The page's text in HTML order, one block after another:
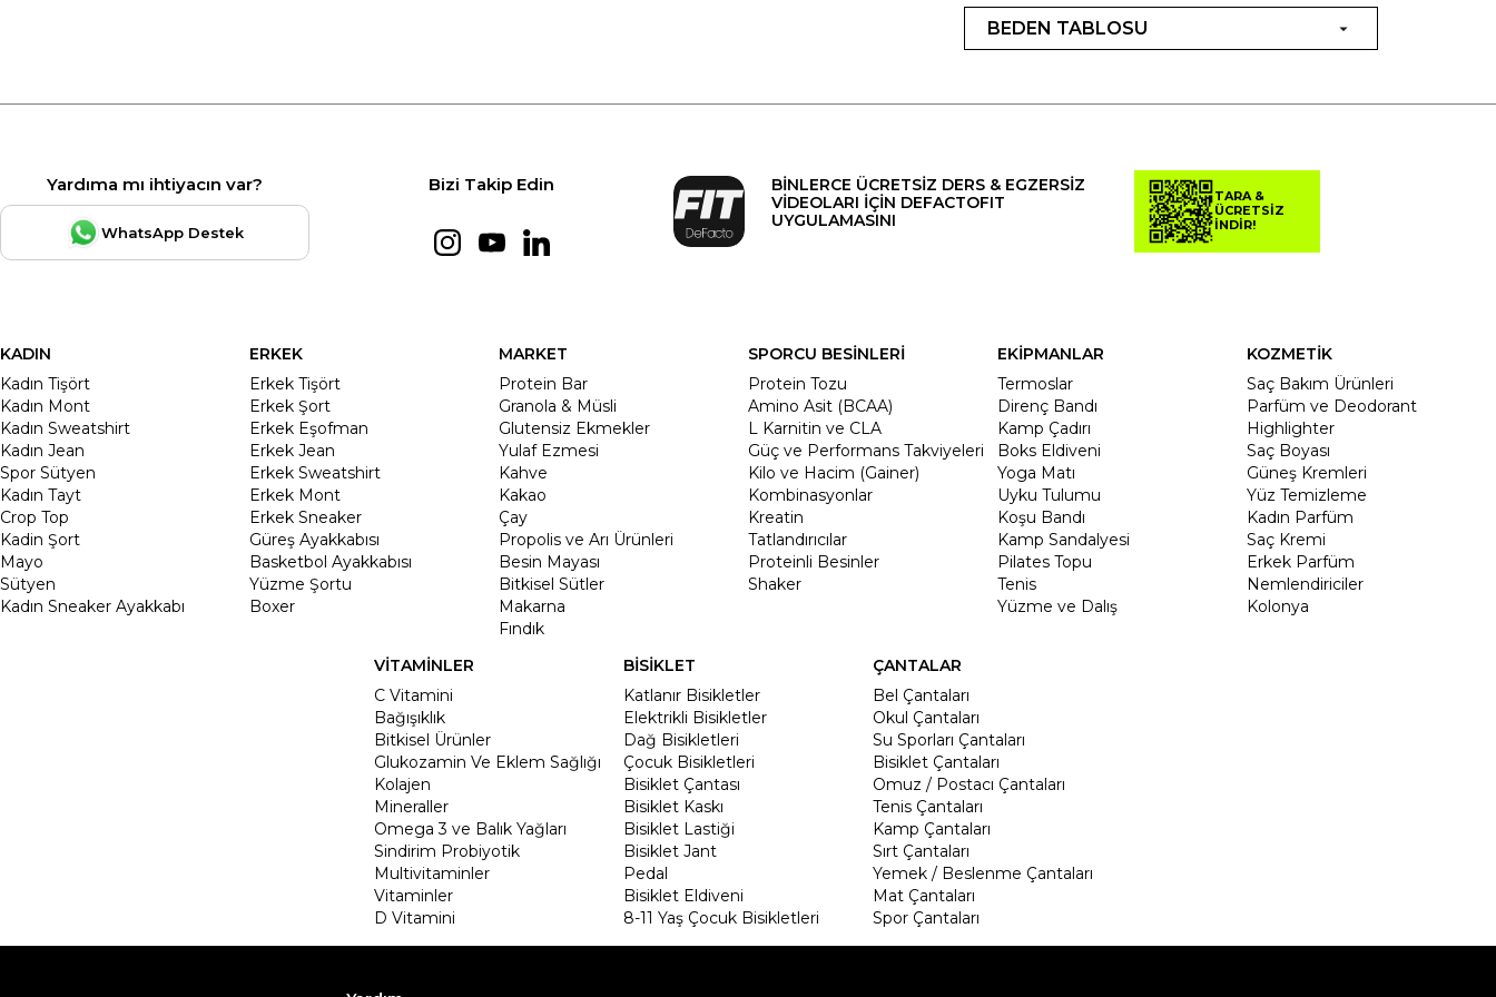
BEDEN TABLOSU
Yardıma mı ihtiyacın var?
WhatsApp Destek
Bizi Takip Edin
BİNLERCE ÜCRETSİZ DERS & EGZERSİZ
VİDEOLARI İÇİN DEFACTOFIT
UYGULAMASINI
TARA &
ÜCRETSİZ
İNDİR!
KADIN
Kadın Tişört
Kadın Mont
Kadın Sweatshirt
Kadın Jean
Spor Sütyen
Kadın Tayt
Crop Top
Kadin Şort
Mayo
Sütyen
Kadın Sneaker Ayakkabı
ERKEK
Erkek Tişört
Erkek Şort
Erkek Eşofman
Erkek Jean
Erkek Sweatshirt
Erkek Mont
Erkek Sneaker
Güreş Ayakkabısı
Basketbol Ayakkabısı
Yüzme Şortu
Boxer
MARKET
Protein Bar
Granola & Müsli
Glutensiz Ekmekler
Yulaf Ezmesi
Kahve
Kakao
Çay
Propolis ve Arı Ürünleri
Besin Mayası
Bitkisel Sütler
Makarna
Fındık
SPORCU BESİNLERİ
Protein Tozu
Amino Asit (BCAA)
L Karnitin ve CLA
Güç ve Performans Takviyeleri
Kilo ve Hacim (Gainer)
Kombinasyonlar
Kreatin
Tatlandırıcılar
Proteinli Besinler
Shaker
EKİPMANLAR
Termoslar
Direnç Bandı
Kamp Çadırı
Boks Eldiveni
Yoga Matı
Uyku Tulumu
Koşu Bandı
Kamp Sandalyesi
Pilates Topu
Tenis
Yüzme ve Dalış
KOZMETİK
Saç Bakım Ürünleri
Parfüm ve Deodorant
Highlighter
Saç Boyası
Güneş Kremleri
Yüz Temizleme
Kadın Parfüm
Saç Kremi
Erkek Parfüm
Nemlendiriciler
Kolonya
VİTAMİNLER
C Vitamini
Bağışıklık
Bitkisel Ürünler
Glukozamin Ve Eklem Sağlığı
Kolajen
Mineraller
Omega 3 ve Balık Yağları
Sindirim Probiyotik
Multivitaminler
Vitaminler
D Vitamini
BİSİKLET
Katlanır Bisikletler
Elektrikli Bisikletler
Dağ Bisikletleri
Çocuk Bisikletleri
Bisiklet Çantası
Bisiklet Kaskı
Bisiklet Lastiği
Bisiklet Jant
Pedal
Bisiklet Eldiveni
8-11 Yaş Çocuk Bisikletleri
ÇANTALAR
Bel Çantaları
Okul Çantaları
Su Sporları Çantaları
Bisiklet Çantaları
Omuz / Postacı Çantaları
Tenis Çantaları
Kamp Çantaları
Sırt Çantaları
Yemek / Beslenme Çantaları
Mat Çantaları
Spor Çantaları